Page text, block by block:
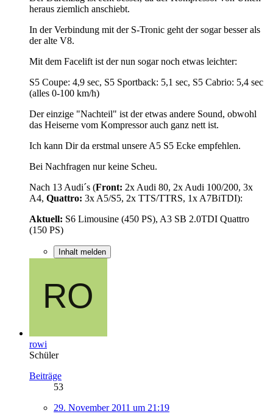
heraus ziemlich anschiebt.
In der Verbindung mit der S-Tronic geht der sogar besser als
der alte V8.
Mit dem Facelift ist der nun sogar noch etwas leichter:
S5 Coupe: 4,9 sec, S5 Sportback: 5,1 sec, S5 Cabrio: 5,4 sec
(alles 0-100 km/h)
Der einzige "Nachteil" ist der etwas andere Sound, obwohl
das Heiserne vom Kompressor auch ganz nett ist.
Ich kann Dir da erstmal unsere A5 S5 Ecke empfehlen.
Bei Nachfragen nur keine Scheu.
Nach 13 Audi´s (Front: 2x Audi 80, 2x Audi 100/200, 3x
A4, Quattro: 3x A5/S5, 2x TTS/TTRS, 1x A7BiTDI):
Aktuell: S6 Limousine (450 PS), A3 SB 2.0TDI Quattro
(150 PS)
Inhalt melden
rowi
Schüler
Beiträge
53
29. November 2011 um 21:19